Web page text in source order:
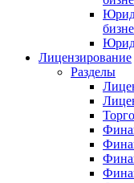
Лицензирование
Разделы